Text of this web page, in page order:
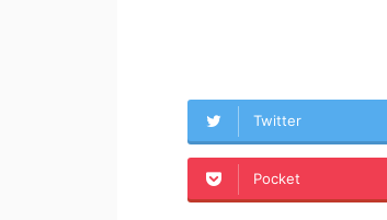
Twitter
Pocket